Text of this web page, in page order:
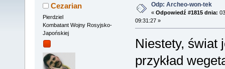
Cezarian
Pierdziel
Kombatant Wojny Rosyjsko-
Japońskiej
Odp: Archeo-won-tek
« Odpowiedź #1815 dnia:
09:31:27 »
Niestety, świat
przykład